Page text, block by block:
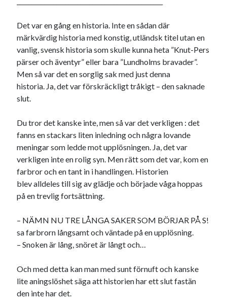
Julkalenderfacit Julkalendern
julkalendern 2021 Julkalendern 2024 konst
kåseri lifvet Lund mat minne
minnen mode museum musik
nostalgi ord
reklam
sommar språk språkpolis
Stockholm svenska tips
USA
Dessa har något gemensamt
Fantastiskt välformulerad moderecensent
Onödiga citattecken
Dessa har något helt annat gemensamt
En amerikansk språkpolis
Fula biblioteksböcker
Det var en gång en historia. Inte en sådan där
märkvärdig historia med konstig, utländsk titel utan en
vanlig, svensk historia som skulle kunna heta ”Knut-Pers
pärser och äventyr” eller bara ”Lundholms bravader”.
Men så var det en sorglig sak med just denna
historia. Ja, det var förskräckligt tråkigt – den saknade
slut.
Du tror det kanske inte, men så var det verkligen : det
fanns en stackars liten inledning och några lovande
meningar som ledde mot upplösningen. Ja, det var
verkligen inte en rolig syn. Men rätt som det var, kom en
farbror och en tant in i handlingen. Historien
blev alldeles till sig av glädje och började våga hoppas
på en trevlig fortsättning.
– NÄMN NU TRE LÅNGA SAKER SOM BÖRJAR PÅ S!
sa farbrorn långsamt och väntade på en upplösning.
– Snoken är lång, snöret är långt och…
Och med detta kan man med sunt förnuft och kanske
lite aningslöshet säga att historien har ett slut fastän
den inte har det.